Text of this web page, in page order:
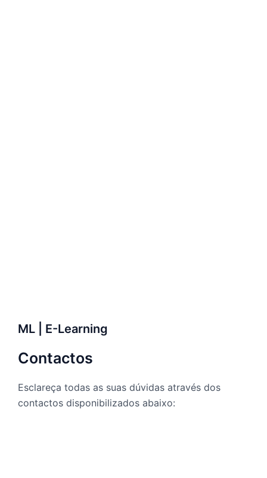
ML | E-Learning
Contactos
Esclareça todas as suas dúvidas através dos
contactos disponibilizados abaixo: